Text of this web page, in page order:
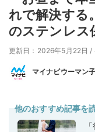
れで解決す
のステンレス
更新日：2026年5月22日 /
マイナビウーマン
他のおすすめ記事を